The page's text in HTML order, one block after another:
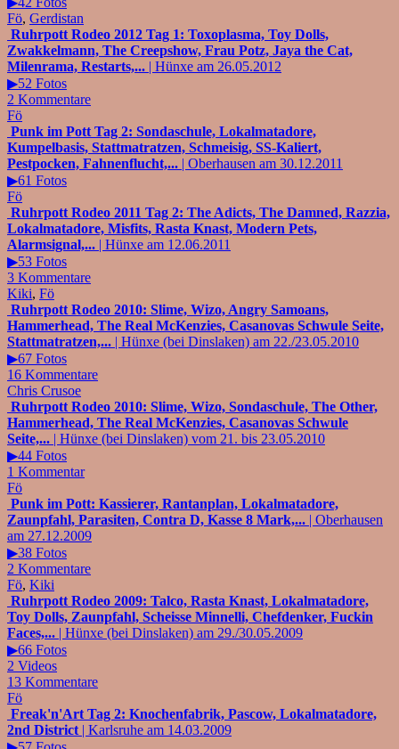
Fö, Gerdistan
Ruhrpott Rodeo 2012 Tag 1: Toxoplasma, Toy Dolls,
Zwakkelmann, The Creepshow, Frau Potz, Jaya the Cat,
Milenrama, Restarts,... | Hünxe am 26.05.2012
▶52 Fotos
2 Kommentare
Fö
Punk im Pott Tag 2: Sondaschule, Lokalmatadore,
Kumpelbasis, Stattmatratzen, Schmeisig, SS-Kaliert,
Pestpocken, Fahnenflucht,... | Oberhausen am 30.12.2011
▶61 Fotos
Fö
Ruhrpott Rodeo 2011 Tag 2: The Adicts, The Damned, Razzia,
Lokalmatadore, Misfits, Rasta Knast, Modern Pets,
Alarmsignal,... | Hünxe am 12.06.2011
▶53 Fotos
3 Kommentare
Kiki, Fö
Ruhrpott Rodeo 2010: Slime, Wizo, Angry Samoans,
Hammerhead, The Real McKenzies, Casanovas Schwule Seite,
Stattmatratzen,... | Hünxe (bei Dinslaken) am 22./23.05.2010
▶67 Fotos
16 Kommentare
Chris Crusoe
Ruhrpott Rodeo 2010: Slime, Wizo, Sondaschule, The Other,
Hammerhead, The Real McKenzies, Casanovas Schwule
Seite,... | Hünxe (bei Dinslaken) vom 21. bis 23.05.2010
▶44 Fotos
1 Kommentar
Fö
Punk im Pott: Kassierer, Rantanplan, Lokalmatadore,
Zaunpfahl, Parasiten, Contra D, Kasse 8 Mark,... | Oberhausen
am 27.12.2009
▶38 Fotos
2 Kommentare
Fö, Kiki
Ruhrpott Rodeo 2009: Talco, Rasta Knast, Lokalmatadore,
Toy Dolls, Zaunpfahl, Scheisse Minnelli, Chefdenker, Fuckin
Faces,... | Hünxe (bei Dinslaken) am 29./30.05.2009
▶66 Fotos
2 Videos
13 Kommentare
Fö
Freak'n'Art Tag 2: Knochenfabrik, Pascow, Lokalmatadore,
2nd District | Karlsruhe am 14.03.2009